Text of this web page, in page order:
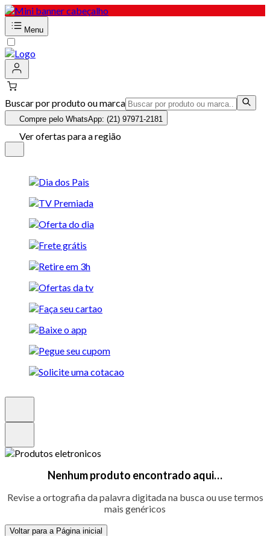
Menu
Buscar por produto ou marca
Compre pelo WhatsApp: (21) 97971-2181
Ver ofertas para a região
Nenhum produto encontrado aqui…
Revise a ortografia da palavra digitada na busca ou use termos
mais genéricos
Voltar para a Página inicial